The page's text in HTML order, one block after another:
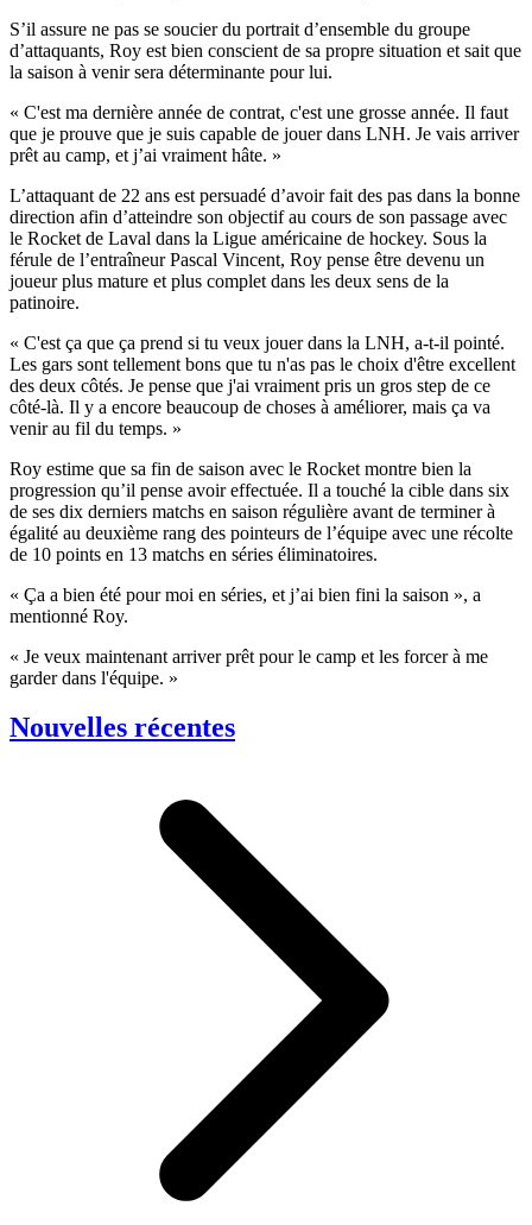
S’il assure ne pas se soucier du portrait d’ensemble du groupe
d’attaquants, Roy est bien conscient de sa propre situation et sait que
la saison à venir sera déterminante pour lui.
« C'est ma dernière année de contrat, c'est une grosse année. Il faut
que je prouve que je suis capable de jouer dans LNH. Je vais arriver
prêt au camp, et j’ai vraiment hâte. »
L’attaquant de 22 ans est persuadé d’avoir fait des pas dans la bonne
direction afin d’atteindre son objectif au cours de son passage avec
le Rocket de Laval dans la Ligue américaine de hockey. Sous la
férule de l’entraîneur Pascal Vincent, Roy pense être devenu un
joueur plus mature et plus complet dans les deux sens de la
patinoire.
« C'est ça que ça prend si tu veux jouer dans la LNH, a-t-il pointé.
Les gars sont tellement bons que tu n'as pas le choix d'être excellent
des deux côtés. Je pense que j'ai vraiment pris un gros step de ce
côté-là. Il y a encore beaucoup de choses à améliorer, mais ça va
venir au fil du temps. »
Roy estime que sa fin de saison avec le Rocket montre bien la
progression qu’il pense avoir effectuée. Il a touché la cible dans six
de ses dix derniers matchs en saison régulière avant de terminer à
égalité au deuxième rang des pointeurs de l’équipe avec une récolte
de 10 points en 13 matchs en séries éliminatoires.
« Ça a bien été pour moi en séries, et j’ai bien fini la saison », a
mentionné Roy.
« Je veux maintenant arriver prêt pour le camp et les forcer à me
garder dans l'équipe. »
Nouvelles récentes